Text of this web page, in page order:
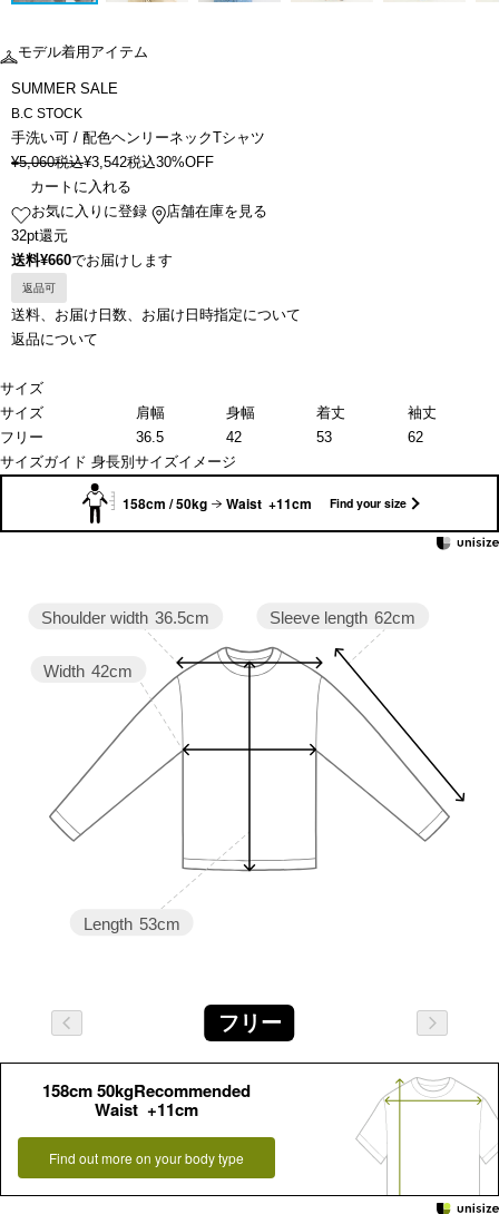
モデル着用アイテム
SUMMER SALE
B.C STOCK
手洗い可 / 配色ヘンリーネックTシャツ
¥5,060税込¥3,542税込30%OFF
カートに入れる
お気に入りに登録
店舗在庫を見る
32pt還元
送料¥660でお届けします
返品可
送料、お届け日数、お届け日時指定について
返品について
サイズ
サイズ
肩幅 身幅 着丈
袖丈
フリー
36.5 42 53
62
サイズガイド 身長別サイズイメージ
158cm / 50kg Waist +11cm Find your size
Sleeve length 62cm
Length 53cm
Width 42cm
Shoulder width 36.5cm
フリー
158cm 50kgRecommended
Waist +11cm
Find out more on your body type